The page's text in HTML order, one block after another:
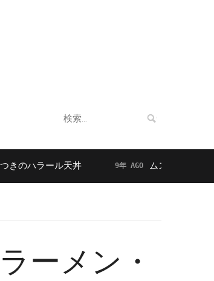
検
ール天丼 9年 AGO ムスリムに人気！東京
ーメン・